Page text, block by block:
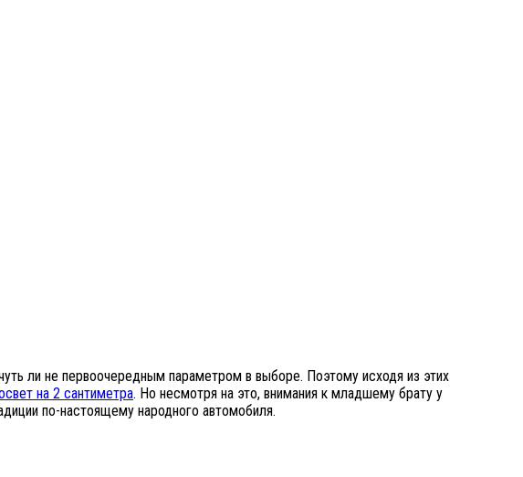
ли не первоочередным параметром в выборе. Поэтому исходя из этих
на 2 сантиметра. Но несмотря на это, внимания к младшему брату у
по-настоящему народного автомобиля.